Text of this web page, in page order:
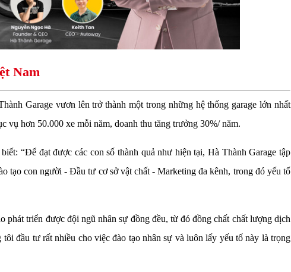
Nam
Garage vươn lên trở thành một trong những hệ thống garage lớn nhất
vụ hơn 50.000 xe mỗi năm, doanh thu tăng trưởng 30%/ năm.
biết: “Để đạt được các con số thành quả như hiện tại, Hà Thành Garage tập
tạo con người - Đầu tư cơ sở vật chất - Marketing đa kênh, trong đó yếu tố
phát triển được đội ngũ nhân sự đồng đều, từ đó đồng chất chất lượng dịch
đầu tư rất nhiều cho việc đào tạo nhân sự và luôn lấy yếu tố này là trọng